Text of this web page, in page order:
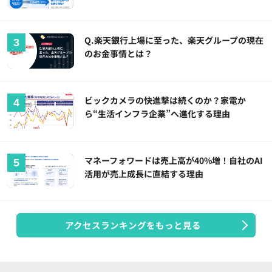
Q.楽天銀行上場に至った、楽天グループの現在
のお金事情とは？
ビックカメラの快進撃は続くのか？家電か
ら“生活インフラ企業”へ進化する理由
マネーフォワードは売上高が40%増！自社のAI
活用が売上成長に直結する理由
アクセスランキングをもっと見る